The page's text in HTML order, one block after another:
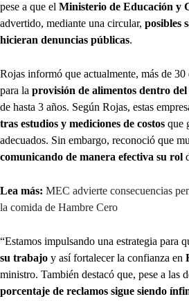
pese a que el Ministerio de Educación y
advertido, mediante una circular, posibles
hicieran denuncias públicas.
Rojas informó que actualmente, más de 30
para la provisión de alimentos dentro
de hasta 3 años. Según Rojas, estas
tras estudios y mediciones de costos que
adecuados. Sin embargo, reconoció que
comunicando de manera efectiva su rol
Lea más: MEC advierte consecuencias
la comida de Hambre Cero
“Estamos impulsando una estrategia para
su trabajo y así fortalecer la confianza en
ministro. También destacó que, pese a las
porcentaje de reclamos sigue siendo